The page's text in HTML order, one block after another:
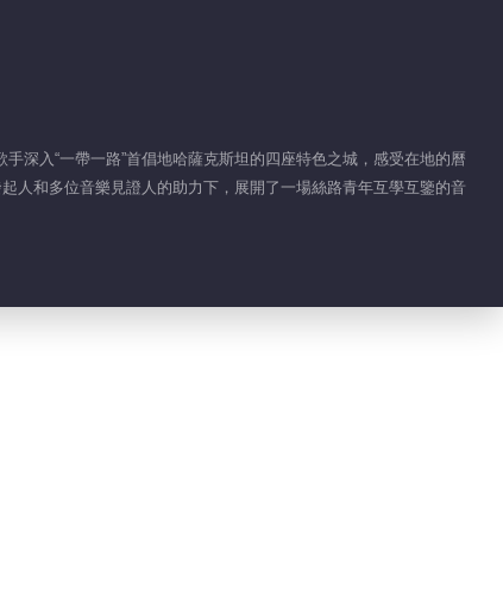
03:13
深入“一帶一路”首倡地哈薩克斯坦的四座特色之城，感受在地的曆
人和多位音樂見證人的助力下，展開了一場絲路青年互學互鑒的音